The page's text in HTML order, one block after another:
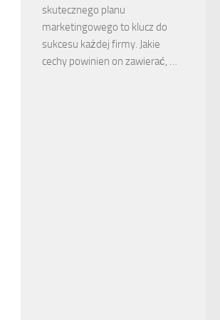
skutecznego planu
marketingowego to klucz do
sukcesu każdej firmy. Jakie
cechy powinien on zawierać, …